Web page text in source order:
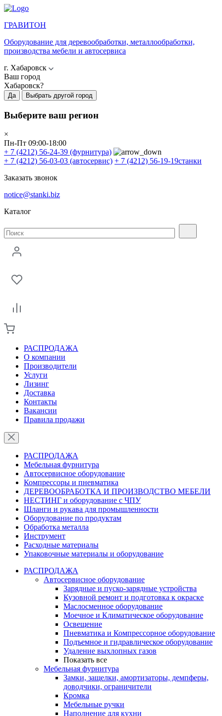
ГРАВИТОН
Оборудование для деревообработки, металлообработки,
производства мебели и автосервиса
г. Хабаровск
Ваш город
Хабаровск?
Да Выбрать другой город
Выберите ваш регион
×
Пн-Пт 09:00-18:00
+ 7 (4212) 56-24-39 (фурнитура)
+ 7 (4212) 56-03-03 (автосервис) + 7 (4212) 56-19-19станки
Заказать звонок
notice@stanki.biz
Каталог
РАСПРОДАЖА
О компании
Производители
Услуги
Лизинг
Доставка
Контакты
Вакансии
Правила продажи
РАСПРОДАЖА
Мебельная фурнитура
Автосервисное оборудование
Компрессоры и пневматика
ДЕРЕВООБРАБОТКА И ПРОИЗВОДСТВО МЕБЕЛИ
НЕСТИНГ и оборудование с ЧПУ
Шланги и рукава для промышленности
Оборудование по продуктам
Обработка металла
Инструмент
Расходные материалы
Упаковочные материалы и оборудование
РАСПРОДАЖА
Автосервисное оборудование
Зарядные и пуско-зарядные устройства
Кузовной ремонт и подготовка к окраске
Маслосменное оборудование
Моечное и Климатическое оборудование
Освещение
Пневматика и Компрессорное оборудование
Подъемное и гидравлическое оборудование
Удаление выхлопных газов
Показать все
Мебельная фурнитура
Замки, защелки, амортизаторы, демпферы,
доводчики, ограничители
Кромка
Мебельные ручки
Наполнение для кухни